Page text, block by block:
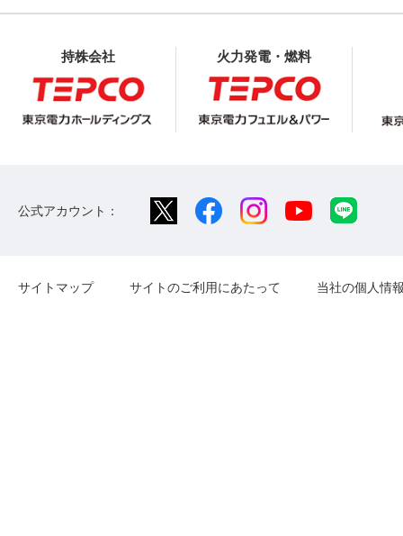
持株会社 火力発電・燃料
公式アカウント：
サイトマップ サイトのご利用にあたって 当社の個人情